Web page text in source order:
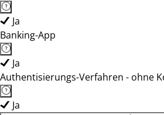
Ja
Banking-App
Ja
Authentisierungs-Verfahren - ohne
Ja